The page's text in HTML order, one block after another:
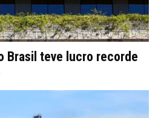
Brasil teve lucro recorde